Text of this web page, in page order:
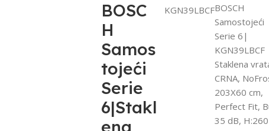
BOSC
H
Samos
tojeći
Serie
6|Stakl
ena
KGN39LBCFBOSCH
Samostojeći
Serie 6|
KGN39LBCF
Staklena
CRNA,
203X60 cm,
Perfect Fit,
35 dB,